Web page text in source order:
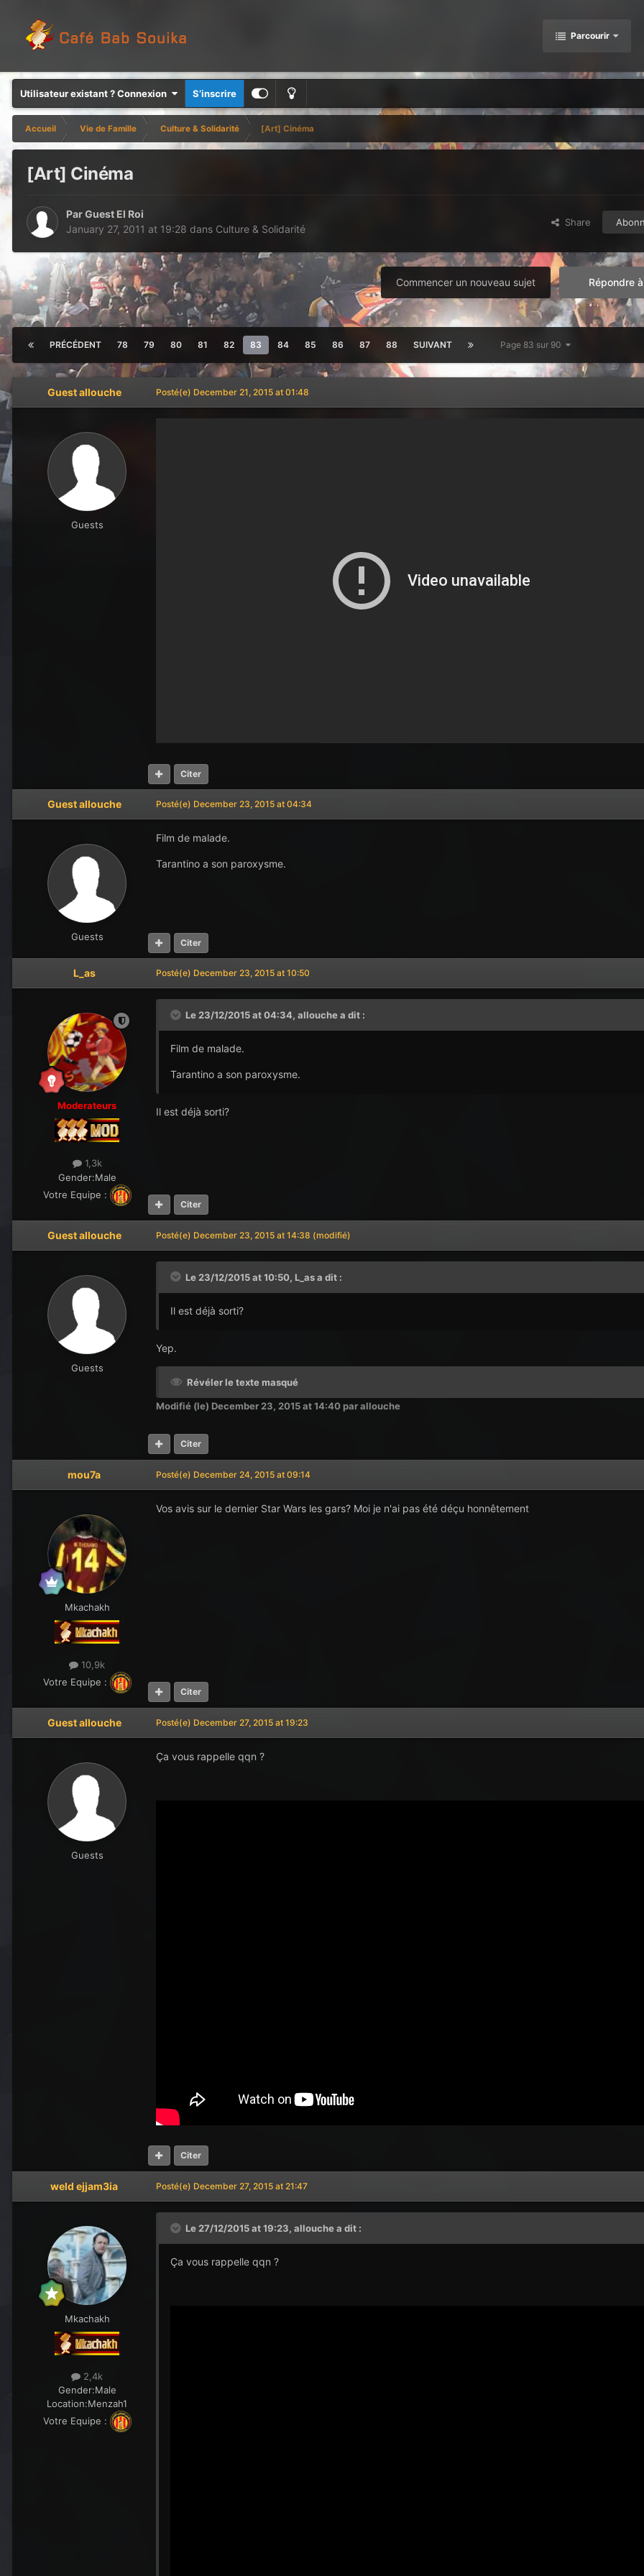
Parcourir
Utilisateur existant ? Connexion S’inscrire
Accueil Vie de Famille Culture & Solidarité [Art] Cinéma
[Art] Cinéma
Par Guest El Roi
January 27, 2011 at 19:28 dans Culture & Solidarité
Share
Répondre
Commencer un nouveau sujet
PRÉCÉDENT 78 79 80 81 82 83 84 85 86 87 88 SUIVANT Page 83 sur 90
Guest allouche
Guests
Posté(e) December 21, 2015 at 01:48
Citer
Guest allouche
Guests
Posté(e) December 23, 2015 at 04:34
Film de malade.
Tarantino a son paroxysme.
Citer
L_as
Moderateurs
1,3k
Gender:Male
Votre Equipe :
Posté(e) December 23, 2015 at 10:50
Le 23/12/2015 at 04:34, allouchea dit :
Film de malade.
Tarantino a son paroxysme.
Il est déjà sorti?
Citer
Guest allouche
Guests
Posté(e) December 23, 2015 at 14:38 (modifié)
Le 23/12/2015 at 10:50, L_asa dit :
Il est déjà sorti?
Yep.
Révéler le texte masqué
Modifié (le) December 23, 2015 at 14:40par allouche
Citer
mou7a
Mkachakh
10,9k
Votre Equipe :
Posté(e) December 24, 2015 at 09:14
Vos avis sur le dernier Star Wars les gars? Moi je n'ai pas été déçu honnêtement
Citer
Guest allouche
Guests
Posté(e) December 27, 2015 at 19:23
Ça vous rappelle qqn ?
Citer
weld ejjam3ia
Mkachakh
2,4k
Gender:Male
Location:Menzah1
Votre Equipe :
Posté(e) December 27, 2015 at 21:47
Le 27/12/2015 at 19:23, allouchea dit :
Ça vous rappelle qqn ?